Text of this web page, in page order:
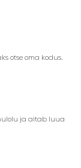
otse oma kodus.
ja aitab luua